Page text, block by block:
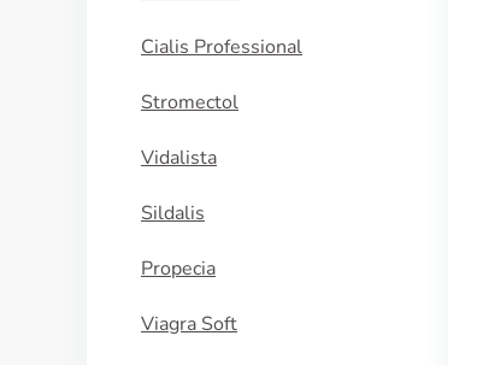
Cialis Professional
Stromectol
Vidalista
Sildalis
Propecia
Viagra Soft